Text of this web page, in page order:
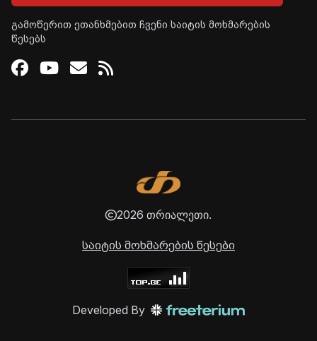
გამოწერით ეთანხმებით ჩვენი საიტის მოხმარების
წესებს
Facebook
Youtube
Email
RSS
2026 თრიალეთი.
საიტის მოხმარების წესები
Developed By